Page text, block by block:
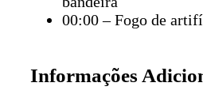
00:00 – Fogo de
Informações